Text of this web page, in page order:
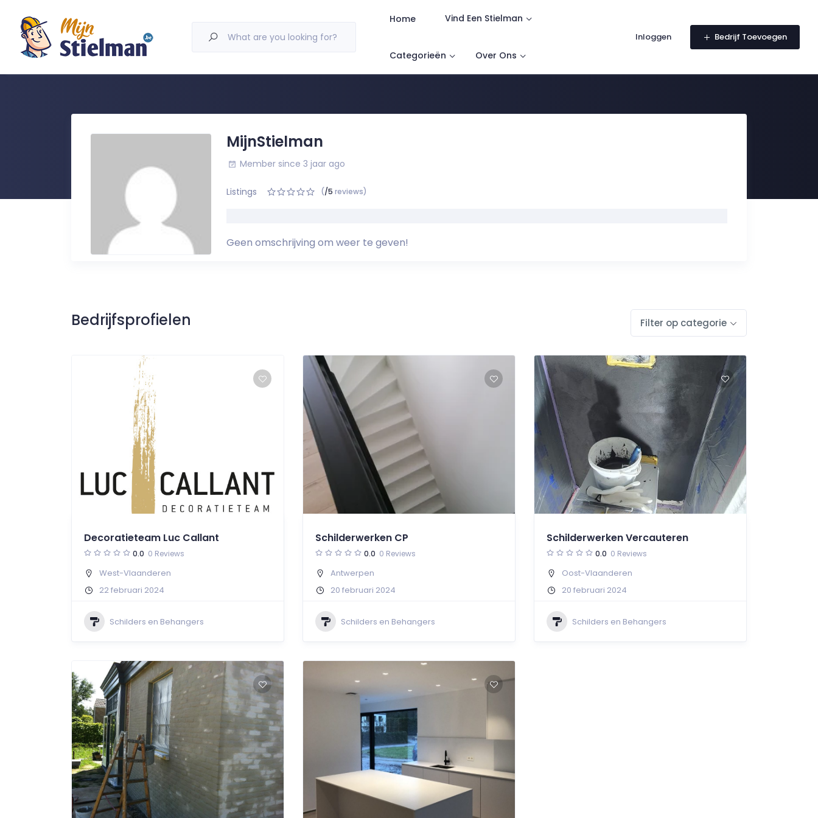
What are you looking for?
Home Vind Een Stielman
Categorieën Over Ons
Inloggen Bedrijf Toevoegen
MijnStielman
Member since 3 jaar ago
Listings (/5 reviews)
Geen omschrijving om weer te geven!
Bedrijfsprofielen Filter op categorie
Decoratieteam Luc Callant
0.0 0 Reviews
West-Vlaanderen
22 februari 2024
Schilders en Behangers
Schilderwerken CP
0.0 0 Reviews
Antwerpen
20 februari 2024
Schilders en Behangers
Schilderwerken Vercauteren
0.0 0 Reviews
Oost-Vlaanderen
20 februari 2024
Schilders en Behangers